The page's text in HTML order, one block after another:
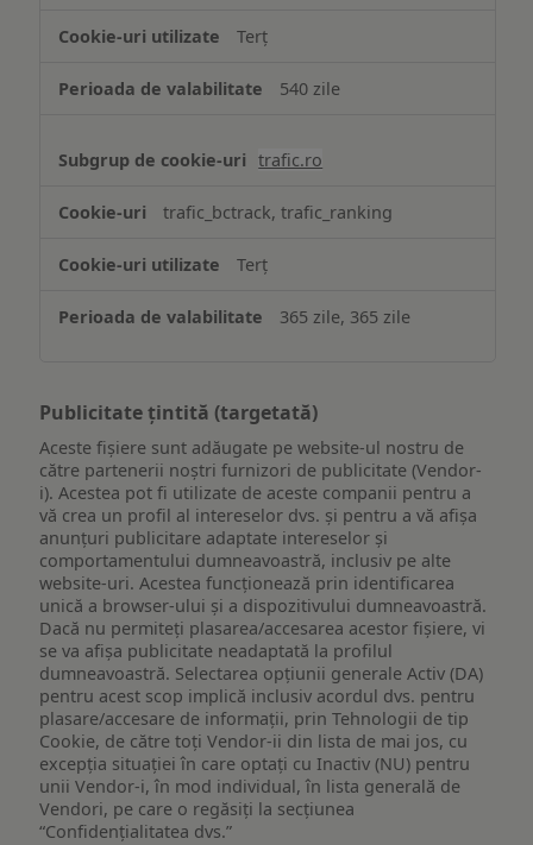
Terț
540 zile
trafic.ro
trafic_bctrack, trafic_ranking
Terț
365 zile, 365 zile
Publicitate țintită (targetată)
Aceste fișiere sunt adăugate pe website-ul nostru de
către partenerii noștri furnizori de publicitate (Vendor-
i). Acestea pot fi utilizate de aceste companii pentru a
vă crea un profil al intereselor dvs. și pentru a vă afișa
anunțuri publicitare adaptate intereselor și
comportamentului dumneavoastră, inclusiv pe alte
website-uri. Acestea funcționează prin identificarea
unică a browser-ului și a dispozitivului dumneavoastră.
Dacă nu permiteți plasarea/accesarea acestor fișiere, vi
se va afișa publicitate neadaptată la profilul
dumneavoastră. Selectarea opțiunii generale Activ (DA)
pentru acest scop implică inclusiv acordul dvs. pentru
plasare/accesare de informații, prin Tehnologii de tip
Cookie, de către toți Vendor-ii din lista de mai jos, cu
excepția situației în care optați cu Inactiv (NU) pentru
unii Vendor-i, în mod individual, în lista generală de
Vendori, pe care o regăsiți la secțiunea
“Confidențialitatea dvs.”